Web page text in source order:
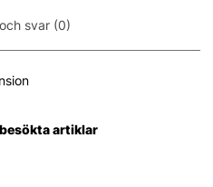
svar (0)
artiklar